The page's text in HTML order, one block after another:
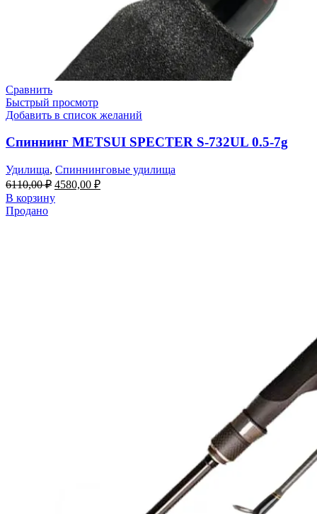
Сравнить
Быстрый просмотр
Добавить в список желаний
Спиннинг METSUI SPECTER S-732UL 0.5-7g
Удилища, Спиннинговые удилища
6110,00₽ Первоначальная
цена
составляла
4580,00 ₽Текущая
В корзину
Продано